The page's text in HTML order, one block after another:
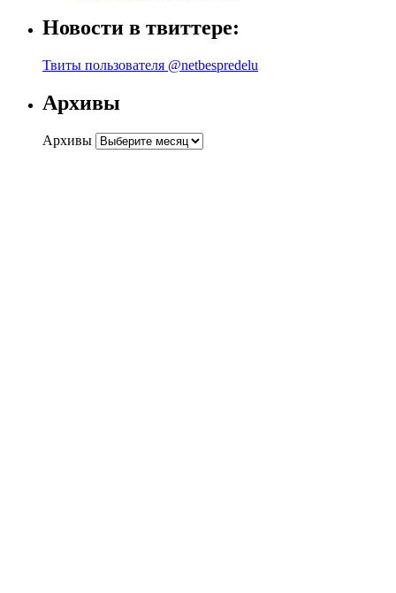
Новости в твиттере:
Твиты пользователя @netbespredelu
Архивы
Архивы